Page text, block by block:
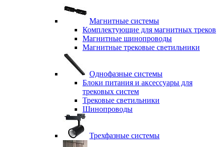
Магнитные системы
Комплектующие для магнитных треков
Магнитные шинопроводы
Магнитные трековые светильники
Однофазные системы
Блоки питания и аксессуары для
трековых систем
Трековые светильники
Шинопроводы
Трехфазные системы